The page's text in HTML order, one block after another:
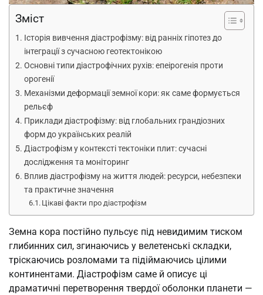
Зміст
Історія вивчення діастрофізму: від ранніх гіпотез до
інтеграції з сучасною геотектонікою
Основні типи діастрофічних рухів: епеірогенія проти
орогенії
Механізми деформації земної кори: як саме формується
рельєф
Приклади діастрофізму: від глобальних грандіозних
форм до українських реалій
Діастрофізм у контексті тектоніки плит: сучасні
дослідження та моніторинг
Вплив діастрофізму на життя людей: ресурси, небезпеки
та практичне значення
Цікаві факти про діастрофізм
Земна кора постійно пульсує під невидимим тиском
глибинних сил, згинаючись у велетенські складки,
тріскаючись розломами та підіймаючись цілими
континентами. Діастрофізм саме й описує ці
драматичні перетворення твердої оболонки планети —